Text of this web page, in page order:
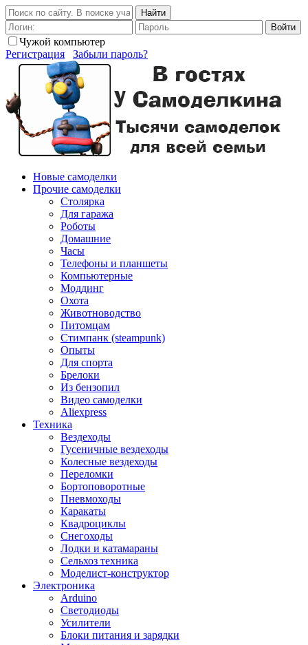
Найти
Войти
Чужой компьютер
Регистрация
Забыли пароль?
Новые самоделки
Прочие самоделки
Столярка
Для гаража
Роботы
Домашние
Часы
Телефоны и планшеты
Компьютерные
Моддинг
Охота
Животноводство
Питомцам
Стимпанк (steampunk)
Опыты
Для спорта
Брелоки
Из бензопил
Видео самоделки
Aliexpress
Техника
Вездеходы
Гусеничные вездеходы
Колесные вездеходы
Переломки
Бортоповоротные
Пневмоходы
Каракаты
Квадроциклы
Снегоходы
Лодки и катамараны
Сельхоз техника
Моделист-конструктор
Электроника
Arduino
Светодиоды
Усилители
Блоки питания и зарядки